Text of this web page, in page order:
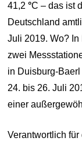
41,2°C – das ist
Deutschland
Juli 2019. Wo?
zwei
in Duisburg-
24. bis 26. Juli
einer
Verantwortlich